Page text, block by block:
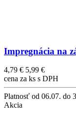
Impregnácia na
4,79 € 5,99 €
cena za ks s DPH
Platnosť od 06.07. do
Akcia